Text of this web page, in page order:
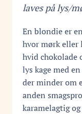
laves på lys/
En blondie er
hvor mørk eller
hvid chokolade
lys kage med
der minder om
anden
karamelagtig